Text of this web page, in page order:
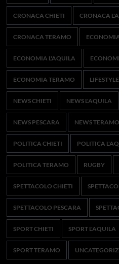
CRONACA CHIETI CRONACA
CRONACA TERAMO
ECONOMIA L'AQUILA
ECONOMIA TERAMO LIFESTYLE
NEWS CHIETI NEWS L'AQUILA
NEWS PESCARA NEWS TERAMO
POLITICA CHIETI POLITICA
POLITICA TERAMO RUGBY
SPETTACOLO CHIETI
SPETTACOLO PESCARA
SPORT CHIETI SPORT L'AQUILA
SPORT TERAMO